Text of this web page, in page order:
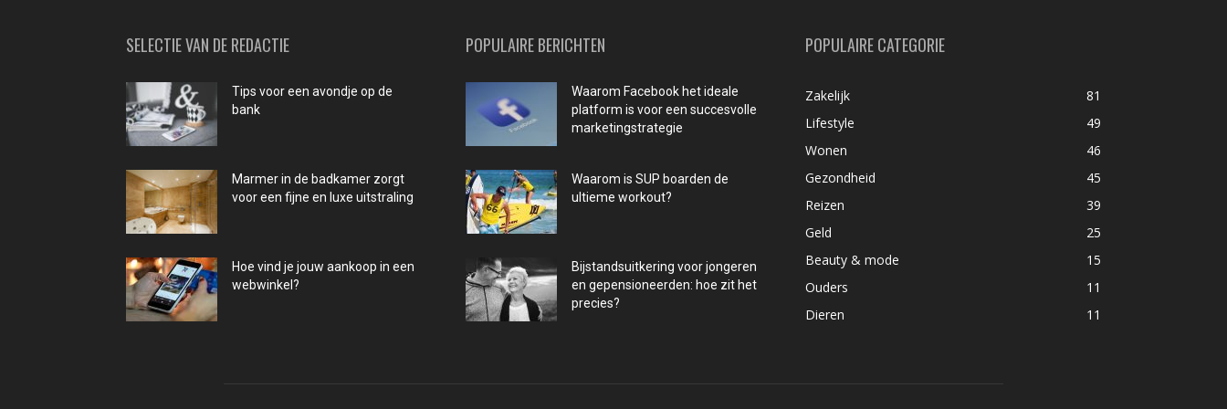
SELECTIE VAN DE REDACTIE
Tips voor een avondje op de
bank
Marmer in de badkamer zorgt
voor een fijne en luxe uitstraling
Hoe vind je jouw aankoop in een
webwinkel?
POPULAIRE BERICHTEN
Waarom Facebook het ideale
platform is voor een succesvolle
marketingstrategie
Waarom is SUP boarden de
ultieme workout?
Bijstandsuitkering voor jongeren
en gepensioneerden: hoe zit het
precies?
POPULAIRE CATEGORIE
Zakelijk
81
Lifestyle
49
Wonen
46
Gezondheid
45
Reizen
39
Geld
25
Beauty & mode
15
Ouders
11
Dieren
11